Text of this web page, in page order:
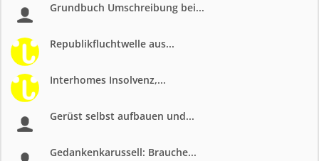
Grundbuch Umschreibung bei...
Republikfluchtwelle aus...
Interhomes Insolvenz,...
Gerüst selbst aufbauen und...
Gedankenkarussell: Brauche...